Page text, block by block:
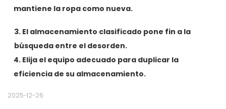
mantiene la ropa como nueva.
3. El almacenamiento clasificado pone fin a la
búsqueda entre el desorden.
4. Elija el equipo adecuado para duplicar la
eficiencia de su almacenamiento.
2025-12-26